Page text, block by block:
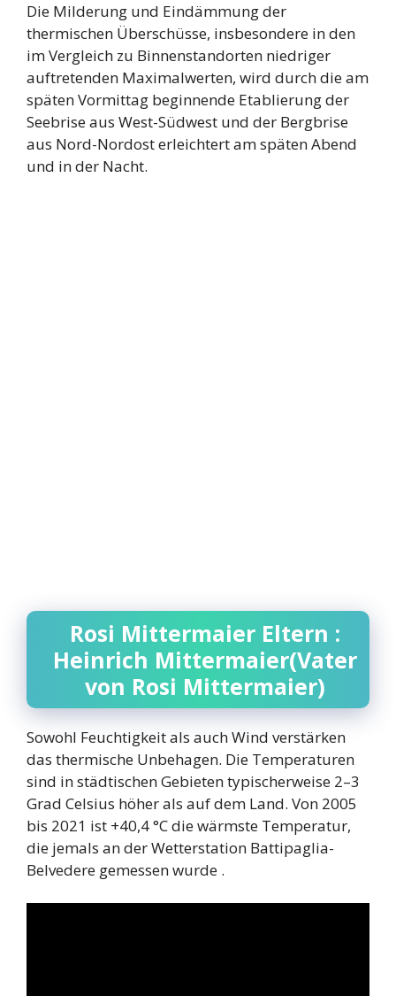
Die Milderung und Eindämmung der
thermischen Überschüsse, insbesondere in den
im Vergleich zu Binnenstandorten niedriger
auftretenden Maximalwerten, wird durch die am
späten Vormittag beginnende Etablierung der
Seebrise aus West-Südwest und der Bergbrise
aus Nord-Nordost erleichtert am späten Abend
und in der Nacht.
Rosi Mittermaier Eltern :
Heinrich Mittermaier(Vater
von Rosi Mittermaier)
Sowohl Feuchtigkeit als auch Wind verstärken
das thermische Unbehagen. Die Temperaturen
sind in städtischen Gebieten typischerweise 2–3
Grad Celsius höher als auf dem Land. Von 2005
bis 2021 ist +40,4 °C die wärmste Temperatur,
die jemals an der Wetterstation Battipaglia-
Belvedere gemessen wurde .